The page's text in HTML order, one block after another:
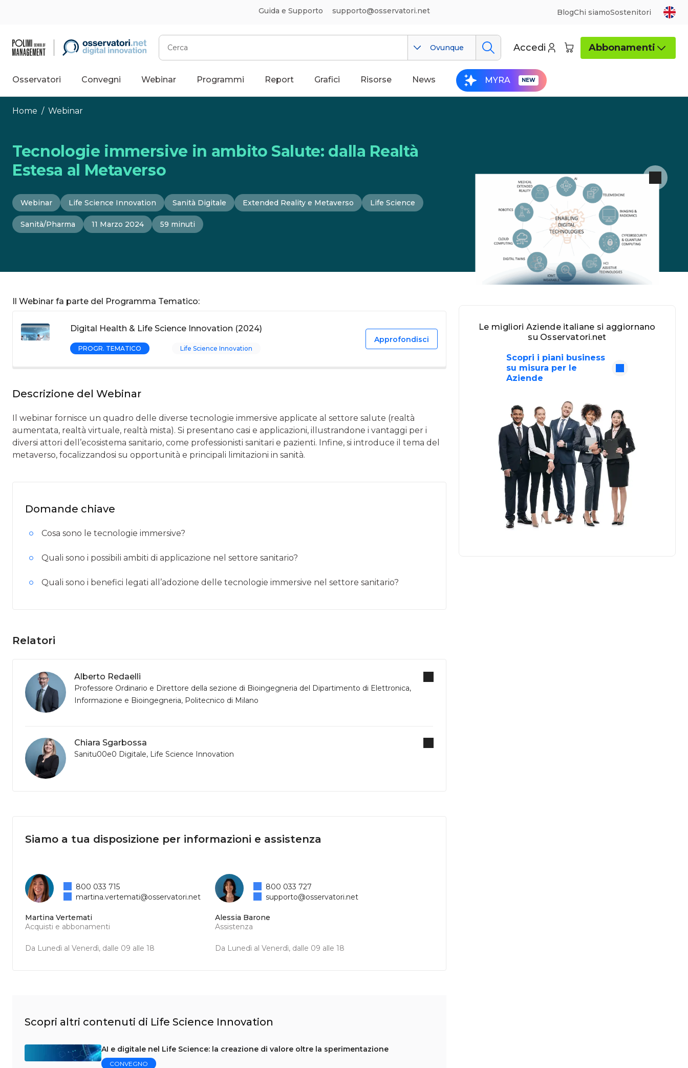
Guida e Supporto supporto@osservatori.net BlogChi siamoSostenitori
Cerca
Ovunque Accedi Abbonamenti
Osservatori Convegni Webinar Programmi Report Grafici Risorse News MYRA
Home / Webinar
Tecnologie immersive in ambito Salute: dalla Realtà
Estesa al Metaverso
Webinar Life Science Innovation Sanità Digitale Extended Reality e Metaverso Life Science
Sanità/Pharma 11 Marzo 2024 59 minuti
Il Webinar fa parte del Programma Tematico:
Digital Health & Life Science Innovation (2024)
PROGR. TEMATICO Life Science Innovation
Approfondisci
Descrizione del Webinar
Il webinar fornisce un quadro delle diverse tecnologie immersive applicate al settore salute (realtà
aumentata, realtà virtuale, realtà mista). Si presentano casi e applicazioni, illustrandone i vantaggi per i
diversi attori dell’ecosistema sanitario, come professionisti sanitari e pazienti. Infine, si introduce il tema del
metaverso, focalizzandosi su opportunità e principali limitazioni in sanità.
Domande chiave
Cosa sono le tecnologie immersive?
Quali sono i possibili ambiti di applicazione nel settore sanitario?
Quali sono i benefici legati all’adozione delle tecnologie immersive nel settore sanitario?
Relatori
Alberto Redaelli
Professore Ordinario e Direttore della sezione di Bioingegneria del Dipartimento di Elettronica,
Informazione e Bioingegneria, Politecnico di Milano
Chiara Sgarbossa
Sanitu00e0 Digitale, Life Science Innovation
Siamo a tua disposizione per informazioni e assistenza
Martina Vertemati
Acquisti e abbonamenti
Da Lunedì al Venerdì, dalle 09 alle 18
800 033 715
martina.vertemati@osservatori.net
Alessia Barone
Assistenza
Da Lunedì al Venerdì, dalle 09 alle 18
800 033 727
supporto@osservatori.net
Scopri altri contenuti di Life Science Innovation
AI e digitale nel Life Science: la creazione di valore oltre la sperimentazione
CONVEGNO
Le migliori Aziende italiane si aggiornano
su Osservatori.net
Scopri i piani business
su misura per le
Aziende